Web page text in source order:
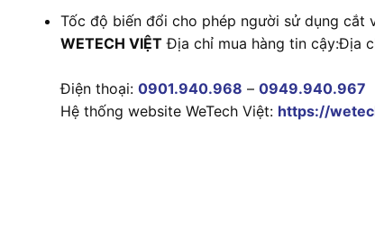
Tốc độ biến đổi cho phép người sử dụng
WETECH VIỆT Địa chỉ mua hàng tin cậy:Địa
Điện thoại: 0901.940.968 – 0949.940.967
Hệ thống website WeTech Việt: https://